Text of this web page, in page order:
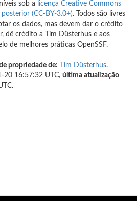
sob a
licença Creative Commons
(CC-BY-3.0+). Todos são livres
os dados, mas devem dar o crédito
dê crédito a Tim Düsterhus e aos
de melhores práticas OpenSSF.
propriedade de: Tim Düsterhus.
20 16:57:32 UTC, última atualização